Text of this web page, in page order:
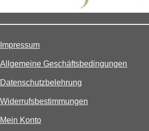
Impressum
Allgemeine Geschäftsbedingungen
Datenschutzbelehrung
Widerrufsbestimmungen
Mein Konto